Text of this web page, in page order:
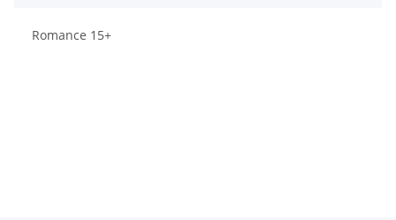
Romance 15+